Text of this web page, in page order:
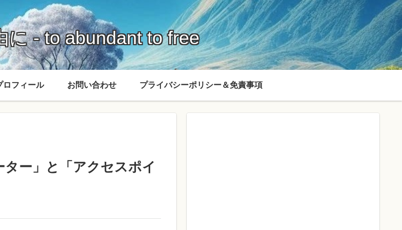
に - to abundant to free
ロフィール お問い合わせ プライバシーポリシー＆免責事項
ー」と「アクセスポイ